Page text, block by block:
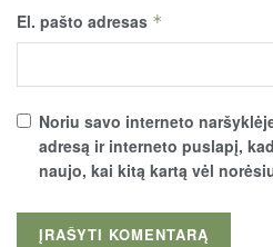
El. pašto adresas *
Noriu savo interneto
adresą ir interneto puslapį,
naujo, kai kitą kartą vėl